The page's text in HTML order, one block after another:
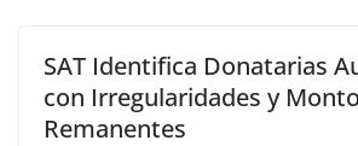
SAT Identifica Donatarias
con Irregularidades y
Remanentes